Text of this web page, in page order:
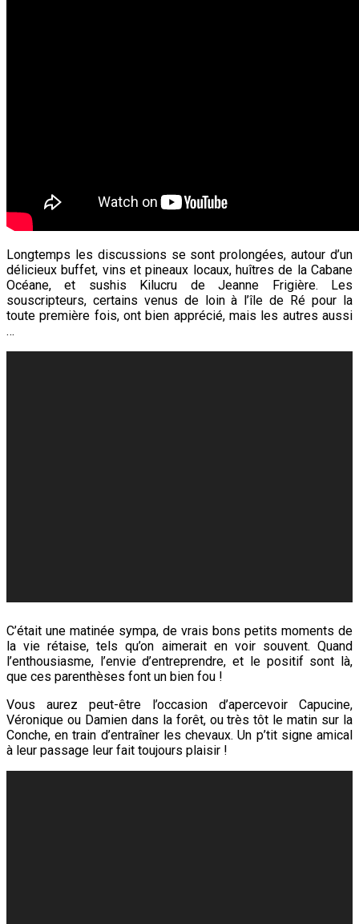
Longtemps les discussions se sont prolongées, autour d’un
délicieux buffet, vins et pineaux locaux, huîtres de la Cabane
Océane, et sushis Kilucru de Jeanne Frigière. Les
souscripteurs, certains venus de loin à l’île de Ré pour la
toute première fois, ont bien apprécié, mais les autres aussi
…
C’était une matinée sympa, de vrais bons petits moments de
la vie rétaise, tels qu’on aimerait en voir souvent. Quand
l’enthousiasme, l’envie d’entreprendre, et le positif sont là,
que ces parenthèses font un bien fou !
Vous aurez peut-être l’occasion d’apercevoir Capucine,
Véronique ou Damien dans la forêt, ou très tôt le matin sur la
Conche, en train d’entraîner les chevaux. Un p’tit signe amical
à leur passage leur fait toujours plaisir !